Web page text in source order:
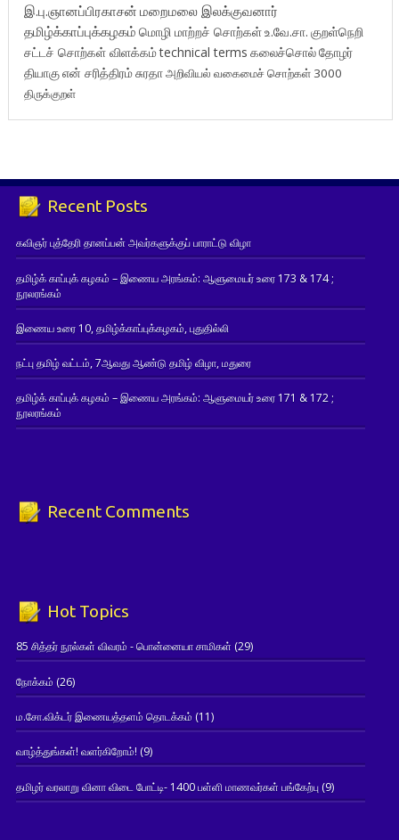
இ.பு.ஞானப்பிரகாசன் மறைமலை இலக்குவனார்
தமிழ்க்காப்புக்கழகம் மொழி மாற்றச் சொற்கள்உ.வே.சா. குறள்நெறி
சட்டச் சொற்கள் விளக்கம்technical terms கலைச்சொல்தோழர்
தியாகுஎன் சரித்திரம்சுரதாஅறிவியல் வகைமைச் சொற்கள் 3000
திருக்குறள்
Recent Posts
கவிஞர் புத்தேரி தானப்பன் அவர்களுக்குப் பாராட்டு விழா
தமிழ்க் காப்புக் கழகம் – இணைய அரங்கம்: ஆளுமையர் உரை 173 & 174 ;
நூலரங்கம்
இணைய உரை 10, தமிழ்க்காப்புக்கழகம், புதுதில்லி
நட்பு தமிழ் வட்டம், 7ஆவது ஆண்டு தமிழ் விழா, மதுரை
தமிழ்க் காப்புக் கழகம் – இணைய அரங்கம்: ஆளுமையர் உரை 171 & 172 ;
நூலரங்கம்
Recent Comments
Hot Topics
85 சித்தர் நூல்கள் விவரம் - பொன்னையா சாமிகள் (29)
நோக்கம் (26)
ம.சோ.விக்டர் இணையத்தளம் தொடக்கம் (11)
வாழ்த்துங்கள்! வளர்கிறோம்! (9)
தமிழர் வரலாறு வினா விடை போட்டி- 1400 பள்ளி மாணவர்கள் பங்கேற்பு(9)